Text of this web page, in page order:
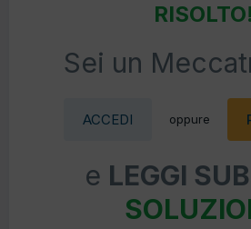
RISOLTO!
Sei un
ACCEDI oppure
e LEGGI